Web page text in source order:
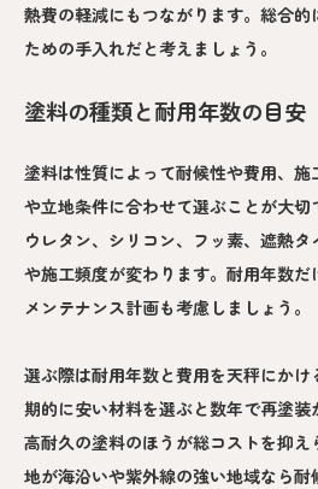
熱費の軽減にもつながります。総合
ための手入れだと考えましょう。
塗料の種類と耐用年数の目安
塗料は性質によって耐候性や費用、
や立地条件に合わせて選ぶことが大切
ウレタン、シリコン、フッ素、遮熱
や施工頻度が変わります。耐用年数
メンテナンス計画も考慮しましょう。
選ぶ際は耐用年数と費用を天秤にか
期的に安い材料を選ぶと数年で再塗
高耐久の塗料のほうが総コストを抑
地が海沿いや紫外線の強い地域なら